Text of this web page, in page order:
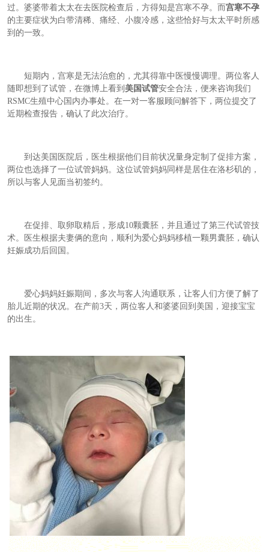
过。婆婆带着太太在去医院检查后，方得知是宫寒不孕。而宫寒不孕
的主要症状为白带清稀、痛经、小腹冷感，这些恰好与太太平时所感
到的一致。
短期内，宫寒是无法治愈的，尤其得靠中医慢慢调理。两位客人
随即想到了试管，在微博上看到 美国试管安全合法，便来咨询我们
RSMC生殖中心国内办事处。在一对一客服顾问解答下，两位提交了
近期检查报告，确认了此次治疗。
到达美国医院后，医生根据他们目前状况量身定制了促排方案，
两位也选择了一位试管妈妈。这位试管妈妈同样是居住在洛杉矶的，
所以与客人见面当初签约。
在促排、取卵取精后，形成10颗囊胚，并且通过了第三代试管技
术。医生根据夫妻俩的意向，顺利为爱心妈妈移植一颗男囊胚，确认
妊娠成功后回国。
爱心妈妈妊娠期间，多次与客人沟通联系，让客人们方便了解了
胎儿近期的状况。在产前3天，两位客人和婆婆回到美国，迎接宝宝
的出生。